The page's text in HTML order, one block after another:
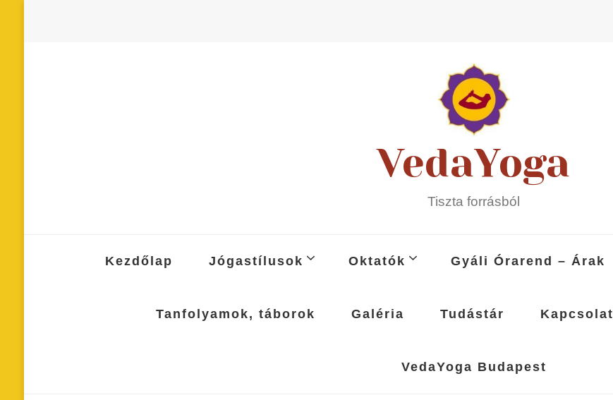
VedaYoga
Tiszta forrásból
Kezdőlap Jógastílusok Oktatók Gyáli Órarend – Árak
Tanfolyamok, táborok Galéria Tudástár Kapcsolat
VedaYoga Budapest